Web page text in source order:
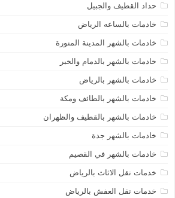
حداد القطيف والجبيل
خادمات بالساعه الرياض
خادمات بالشهر المدينة المنورة
خادمات بالشهر بالدمام والخبر
خادمات بالشهر بالرياض
خادمات بالشهر بالطائف ومكة
خادمات بالشهر بالقطيف والظهران
خادمات بالشهر جدة
خادمات بالشهر في القصيم
خدمات نقل الاثاث بالرياض
خدمات نقل العفش بالرياض